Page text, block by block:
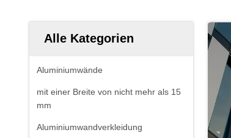
Alle Kategorien
Aluminiumwände
mit einer Breite von nicht mehr als 15
mm
Aluminiumwandverkleidung